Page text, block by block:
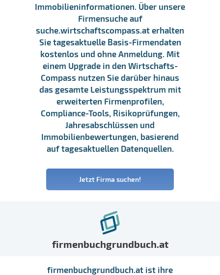
Immobilieninformationen. Über unsere
Firmensuche auf
suche.wirtschaftscompass.at erhalten
Sie tagesaktuelle Basis-Firmendaten
kostenlos und ohne Anmeldung. Mit
einem Upgrade in den Wirtschafts-
Compass nutzen Sie darüber hinaus
das gesamte Leistungsspektrum mit
erweiterten Firmenprofilen,
Compliance-Tools, Risikoprüfungen,
Jahresabschlüssen und
Immobilienbewertungen, basierend
auf tagesaktuellen Datenquellen.
Jetzt Firma suchen!
firmenbuchgrundbuch.at
firmenbuchgrundbuch.at ist ihre